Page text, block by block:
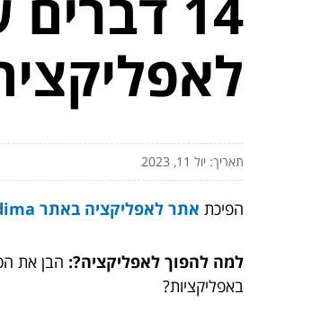
תאריך: יול 11, 2023
הפיכת אתר לאפליקציה באתר Kadima+
למה להפוך לאפליקציה?: הבן את
באפליקציות?